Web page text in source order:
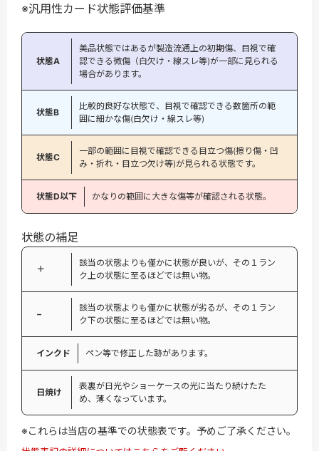
※汎用性カード状態評価基準
状態A
美品状態ではあるが製造流通上の初期傷、目視で確
認できる微傷（白欠け・線スレ等)が一部に見られる
場合があります。
状態B
比較的良好な状態で、目視で確認できる数箇所の範
囲に細かな傷(白欠け・線スレ等)
状態C
一部の範囲に目視で確認できる目立つ傷(擦り傷・凹
み・折れ・目立つ欠け等)が見られる状態です。
状態D以下 かなりの範囲に大きな傷等が確認される状態。
状態の補足
＋
該当の状態よりも僅かに状態が良いが、その１ラン
ク上の状態に至るほどでは無い物。
−
該当の状態よりも僅かに状態が劣るが、その１ラン
ク下の状態に至るほどでは無い物。
インクド ペン等で修正した跡があります。
日焼け
表裏が日光やショーケースの光に当たり続けたた
め、薄くなっています。
※これらは当店の基準での状態表です。予めご了承ください。